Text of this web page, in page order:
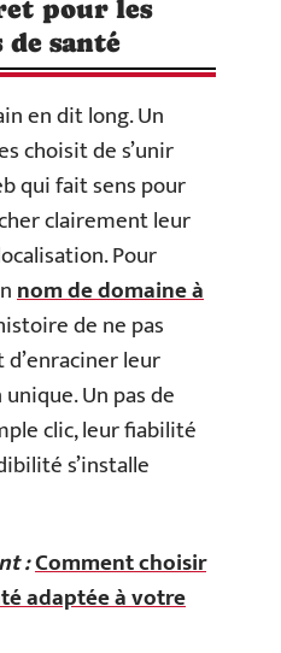
pour les
santé
en dit long. Un
choisit de s’unir
qui fait sens pour
clairement leur
Pour
nom de domaine à
de ne pas
leur
Un pas de
clic, leur fiabilité
s’installe
:Comment choisir
adaptée à votre